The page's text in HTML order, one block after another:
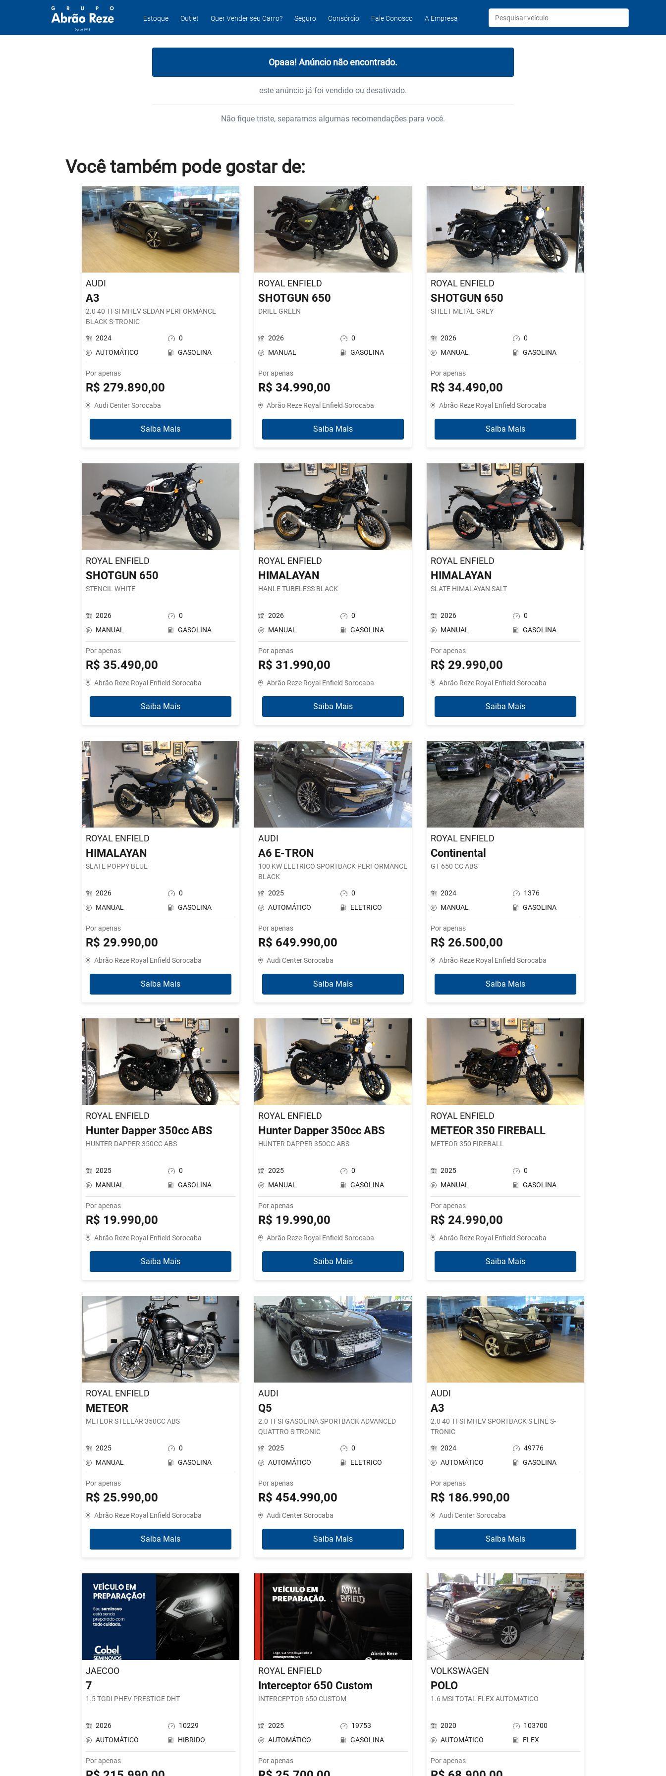
Estoque Outlet Quer Vender seu Carro? Seguro Consórcio Fale Conosco A Empresa
Opaaa! Anúncio não encontrado.
este anúncio já foi vendido ou desativado.
Não fique triste, separamos algumas recomendações para você.
Você também pode gostarde:
AUDI
A3
2.0 40 TFSI MHEV SEDAN PERFORMANCE
BLACK S-TRONIC
2024
0
AUTOMÁTICO
GASOLINA
Por apenas
R$ 279.890,00
Audi Center Sorocaba
Saiba Mais
ROYAL ENFIELD
SHOTGUN 650
DRILL GREEN
2026
0
MANUAL
GASOLINA
Por apenas
R$ 34.990,00
Abrão Reze Royal Enfield Sorocaba
Saiba Mais
ROYAL ENFIELD
SHOTGUN 650
SHEET METAL GREY
2026
0
MANUAL
GASOLINA
Por apenas
R$ 34.490,00
Abrão Reze Royal Enfield Sorocaba
Saiba Mais
ROYAL ENFIELD
SHOTGUN 650
STENCIL WHITE
2026
0
MANUAL
GASOLINA
Por apenas
R$ 35.490,00
Abrão Reze Royal Enfield Sorocaba
Saiba Mais
ROYAL ENFIELD
HIMALAYAN
HANLE TUBELESS BLACK
2026
0
MANUAL
GASOLINA
Por apenas
R$ 31.990,00
Abrão Reze Royal Enfield Sorocaba
Saiba Mais
ROYAL ENFIELD
HIMALAYAN
SLATE HIMALAYAN SALT
2026
0
MANUAL
GASOLINA
Por apenas
R$ 29.990,00
Abrão Reze Royal Enfield Sorocaba
Saiba Mais
ROYAL ENFIELD
HIMALAYAN
SLATE POPPY BLUE
2026
0
MANUAL
GASOLINA
Por apenas
R$ 29.990,00
Abrão Reze Royal Enfield Sorocaba
Saiba Mais
AUDI
A6 E-TRON
100 KW ELETRICO SPORTBACK PERFORMANCE
BLACK
2025
0
AUTOMÁTICO
ELETRICO
Por apenas
R$ 649.990,00
Audi Center Sorocaba
Saiba Mais
ROYAL ENFIELD
Continental
GT 650 CC ABS
2024
1376
MANUAL
GASOLINA
Por apenas
R$ 26.500,00
Abrão Reze Royal Enfield Sorocaba
Saiba Mais
ROYAL ENFIELD
Hunter Dapper 350cc ABS
HUNTER DAPPER 350CC ABS
2025
0
MANUAL
GASOLINA
Por apenas
R$ 19.990,00
Abrão Reze Royal Enfield Sorocaba
Saiba Mais
ROYAL ENFIELD
Hunter Dapper 350cc ABS
HUNTER DAPPER 350CC ABS
2025
0
MANUAL
GASOLINA
Por apenas
R$ 19.990,00
Abrão Reze Royal Enfield Sorocaba
Saiba Mais
ROYAL ENFIELD
METEOR 350 FIREBALL
METEOR 350 FIREBALL
2025
0
MANUAL
GASOLINA
Por apenas
R$ 24.990,00
Abrão Reze Royal Enfield Sorocaba
Saiba Mais
ROYAL ENFIELD
METEOR
METEOR STELLAR 350CC ABS
2025
0
MANUAL
GASOLINA
Por apenas
R$ 25.990,00
Abrão Reze Royal Enfield Sorocaba
Saiba Mais
AUDI
Q5
2.0 TFSI GASOLINA SPORTBACK ADVANCED
QUATTRO S TRONIC
2025
0
AUTOMÁTICO
ELETRICO
Por apenas
R$ 454.990,00
Audi Center Sorocaba
Saiba Mais
AUDI
A3
2.0 40 TFSI MHEV SPORTBACK S LINE S-
TRONIC
2024
49776
AUTOMÁTICO
GASOLINA
Por apenas
R$ 186.990,00
Audi Center Sorocaba
Saiba Mais
JAECOO
7
1.5 TGDI PHEV PRESTIGE DHT
2026
10229
AUTOMÁTICO
HIBRIDO
Por apenas
ROYAL ENFIELD
Interceptor 650 Custom
INTERCEPTOR 650 CUSTOM
2025
19753
AUTOMÁTICO
GASOLINA
Por apenas
VOLKSWAGEN
POLO
1.6 MSI TOTAL FLEX AUTOMATICO
2020
103700
AUTOMÁTICO
FLEX
Por apenas